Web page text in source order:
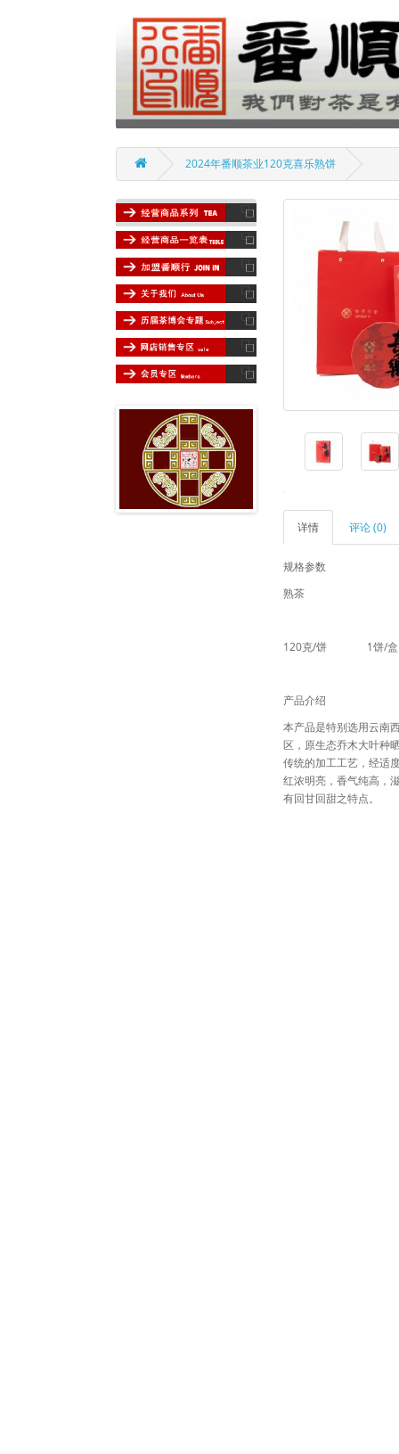
2024年番顺茶业120克喜乐熟饼
详情 评论 (0)
规格参数
熟茶
120克/饼 1饼/盒
产品介绍
本产品是特别选用云南
区，原生态乔木大叶种
传统的加工工艺，经适
红浓明亮，香气纯高，
有回甘回甜之特点。